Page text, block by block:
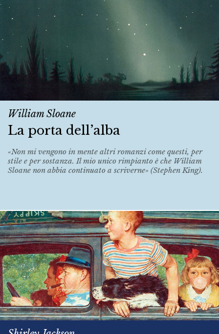
William Sloane
La porta dell’alba
«Non mi vengono in mente altri romanzi come questi, per
stile e per sostanza. Il mio unico rimpianto è che William
Sloane non abbia continuato a scriverne» (Stephen King).